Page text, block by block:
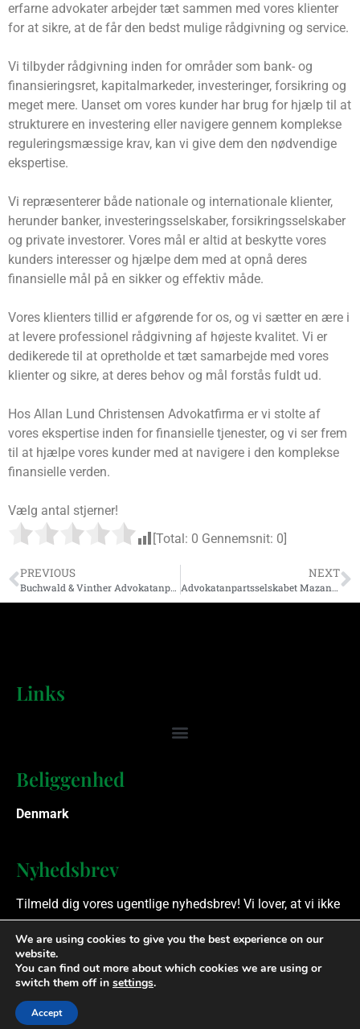
erfarne advokater arbejder tæt sammen med vores klienter
for at sikre, at de får den bedst mulige rådgivning og service.
Vi tilbyder rådgivning inden for områder som bank- og
finansieringsret, kapitalmarkeder, investeringer, forsikring og
meget mere. Uanset om vores kunder har brug for hjælp til at
strukturere en investering eller navigere gennem komplekse
reguleringsmæssige krav, kan vi give dem den nødvendige
ekspertise.
Vi repræsenterer både nationale og internationale klienter,
herunder banker, investeringsselskaber, forsikringsselskaber
og private investorer. Vores mål er altid at beskytte vores
kunders interesser og hjælpe dem med at opnå deres
finansielle mål på en sikker og effektiv måde.
Vores klienters tillid er afgørende for os, og vi sætter en ære i
at levere professionel rådgivning af højeste kvalitet. Vi er
dedikerede til at opretholde et tæt samarbejde med vores
klienter og sikre, at deres behov og mål forstås fuldt ud.
Hos Allan Lund Christensen Advokatfirma er vi stolte af
vores ekspertise inden for finansielle tjenester, og vi ser frem
til at hjælpe vores kunder med at navigere i den komplekse
finansielle verden.
Vælg antal stjerner!
[Total: 0 Gennemsnit: 0
PREVIOUS
Buchwald & Vinther Advokatanpartsselskab
NEXT
Advokatanpartsselskabet Mazanti-Andersen
Links
Beliggenhed
Denmark
Nyhedsbrev
Tilmeld dig vores ugentlige nyhedsbrev! Vi lover, at vi ikke
spammer.
Ophavsret © 2023 Finansielle Rådgivere. Alle rettigheder
forbeholdes.
We are using cookies to give you the best experience on our
website.
You can find out more about which cookies we are using or
switch them off in settings.
Accept